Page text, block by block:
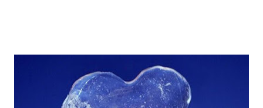
Paulo. O brasão consiste num braço armado empunhando
um pendão branco, de de quatro pontas farpadas,
ostentando a cruz da Ordem de Cristo. O pendão está